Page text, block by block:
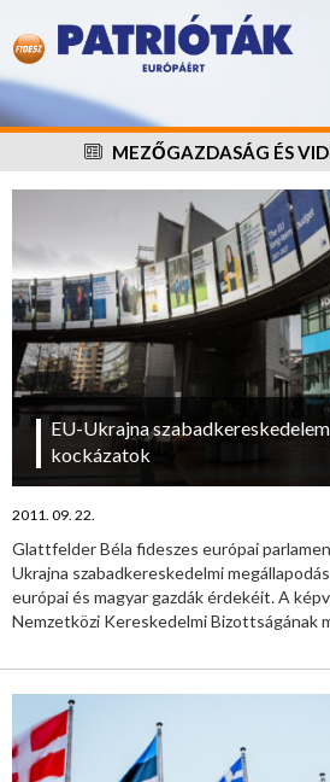
MEZŐGAZDASÁG ÉS
EU-Ukrajna
kockázatok
2011. 09. 22.
Glattfelder Béla fideszes európai
Ukrajna szabadkereskedelmi
európai és magyar gazdák érdekéit. A
Nemzetközi Kereskedelmi Bizottságának